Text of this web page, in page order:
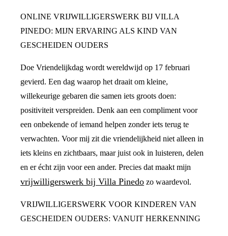
ONLINE VRIJWILLIGERSWERK BIJ VILLA
PINEDO: MIJN ERVARING ALS KIND VAN
GESCHEIDEN OUDERS
Doe Vriendelijkdag wordt wereldwijd op 17 februari
gevierd. Een dag waarop het draait om kleine,
willekeurige gebaren die samen iets groots doen:
positiviteit verspreiden. Denk aan een compliment voor
een onbekende of iemand helpen zonder iets terug te
verwachten. Voor mij zit die vriendelijkheid niet alleen in
iets kleins en zichtbaars, maar juist ook in luisteren, delen
en er écht zijn voor een ander. Precies dat maakt mijn
vrijwilligerswerk bij Villa Pinedo zo waardevol.
VRIJWILLIGERSWERK VOOR KINDEREN VAN
GESCHEIDEN OUDERS: VANUIT HERKENNING